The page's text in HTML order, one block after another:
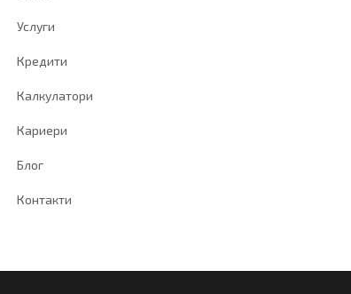
Услуги
Кредити
Калкулатори
Кариери
Блог
Контакти